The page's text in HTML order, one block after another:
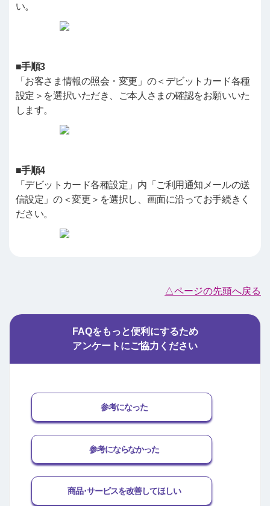
い。
■手順3
「お客さま情報の照会・変更」の＜デビットカード各種
設定＞を選択いただき、ご本人さまの確認をお願いいた
します。
■手順4
「デビットカード各種設定」内「ご利用通知メールの送
信設定」の＜変更＞を選択し、画面に沿ってお手続きく
ださい。
△ページの先頭へ戻る
FAQをもっと便利にするため
アンケートにご協力ください
参考になった
参考にならなかった
商品･サービスを改善してほしい